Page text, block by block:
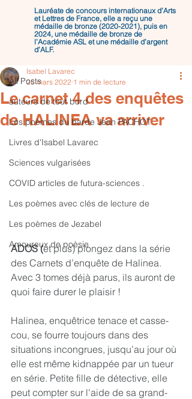
Lauréate de concours internationaux d’Arts
et Lettres de France, elle a reçu une
médaille de bronze (2020-2021), puis en
2024, une médaille de bronze de
l’Académie ASL et une médaille d’argent
d’ALF.
All Posts
auteurs de tout bord
Les poèmes du barde Jean PACHOT
Livres d'Isabel Lavarec
Sciences vulgarisées
COVID articles de futura-sciences .
Les poèmes avec clés de lecture de
Les poèmes de Jezabel
Amoureux de poèsie
All Posts
Le carnet 4 des enquêtes
de HALINEA va arriver
Isabel Lavarec
25 mars 2022 1 min de lecture
ADOS (et plus) plongez dans la série
des Carnets d’enquête de Halinea.
Avec 3 tomes déjà parus, ils auront de
quoi faire durer le plaisir !
Halinea, enquêtrice tenace et casse-
cou, se fourre toujours dans des
situations incongrues, jusqu’au jour où
elle est même kidnappée par un tueur
en série. Petite fille de détective, elle
peut compter sur l'aide de sa grand-